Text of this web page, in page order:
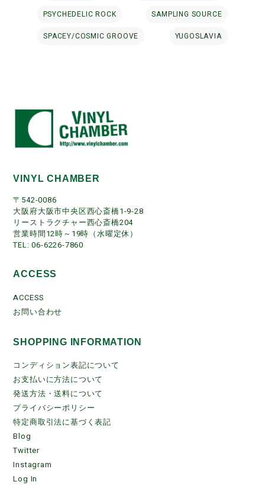
PSYCHEDELIC ROCK SAMPLING SOURCE
SPACEY/COSMIC GROOVE YUGOSLAVIA
VINYL CHAMBER
〒542-0086
大阪府大阪市中央区西心斎橋1-9-28
リーストラクチャー西心斎橋204
営業時間12時～19時（水曜定休）
TEL: 06-6226-7860
ACCESS
ACCESS
お問い合わせ
SHOPPING INFORMATION
コンディション表記について
お支払いに方法について
発送方法・送料について
プライバシーポリシー
特定商取引法に基づく表記
Blog
Twitter
Instagram
Log In